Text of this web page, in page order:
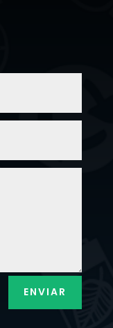
ENVIAR